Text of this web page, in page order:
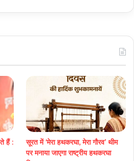
हैं :
सूरत में ‘मेरा हथकरघा, मेरा गौरव’ थीम
पर मनाया जाएगा राष्ट्रीय हथकरघा